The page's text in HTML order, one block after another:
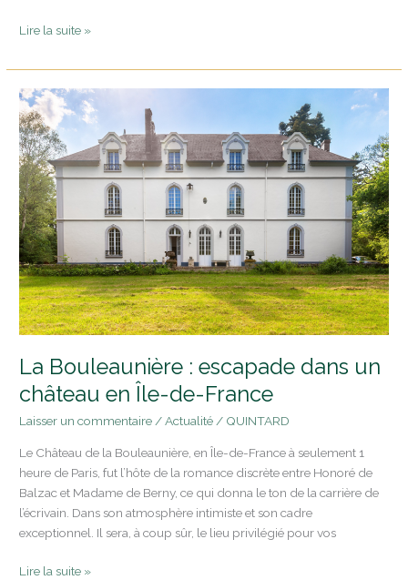
Lire la suite »
La Bouleaunière : escapade dans un
château en Île-de-France
Laisser un commentaire /Actualité / QUINTARD
Le Château de la Bouleaunière, en Île-de-France à seulement 1
heure de Paris, fut l’hôte de la romance discrète entre Honoré de
Balzac et Madame de Berny, ce qui donna le ton de la carrière de
l’écrivain. Dans son atmosphère intimiste et son cadre
exceptionnel. Il sera, à coup sûr, le lieu privilégié pour vos
La
Bouleaunière
:
escapade
dans
un
château
en
Île-
de-
France
Lire la suite »